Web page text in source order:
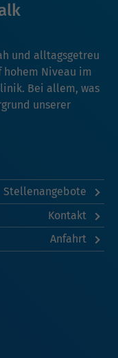
und alltagsgetreu
Niveau im
Bei allem, was
unserer
Stellenangebote
Kontakt
Anfahrt